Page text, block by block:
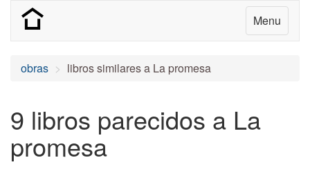
Menu
obras libros similares a La promesa
9 libros parecidos a La
promesa